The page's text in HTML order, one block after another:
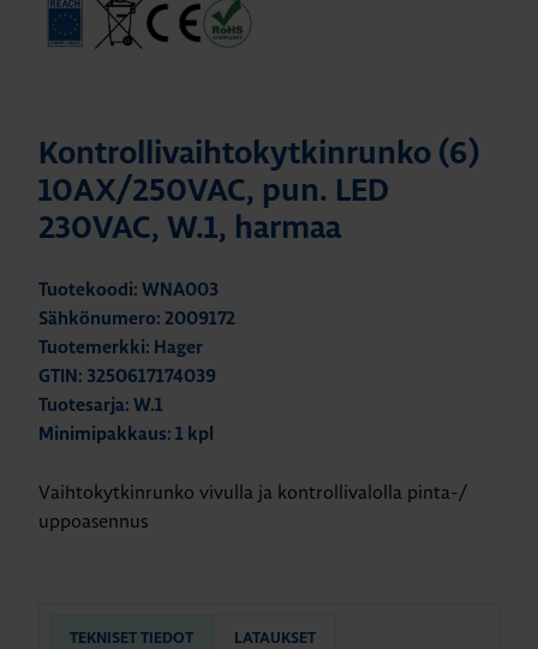
Kontrollivaihtokytkinrunko (6)
10AX/250VAC, pun. LED
230VAC, W.1, harmaa
Tuotekoodi: WNA003
Sähkönumero: 2009172
Tuotemerkki: Hager
GTIN: 3250617174039
Tuotesarja: W.1
Minimipakkaus: 1 kpl
Vaihtokytkinrunko vivulla ja kontrollivalolla pinta-/
uppoasennus
TEKNISET TIEDOT LATAUKSET